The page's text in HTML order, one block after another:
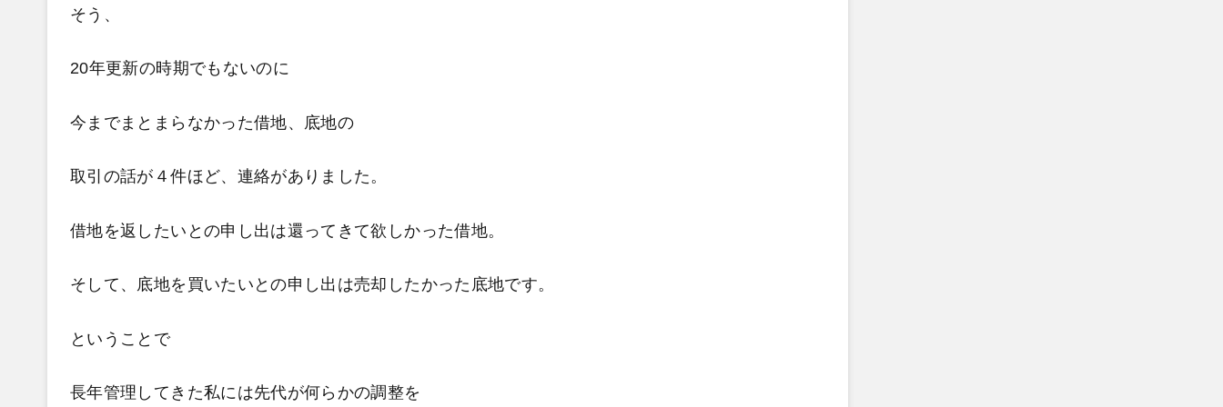
そう、
20年更新の時期でもないのに
今までまとまらなかった借地、底地の
取引の話が４件ほど、連絡がありました。
借地を返したいとの申し出は還ってきて欲しかった借地。
そして、底地を買いたいとの申し出は売却したかった底地です。
ということで
長年管理してきた私には先代が何らかの調整を